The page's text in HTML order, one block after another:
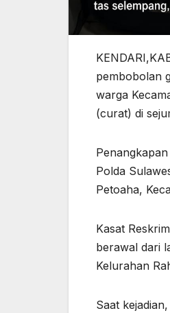
pembobolan
warga
(curat) di
Polda
Petoaha,
Kasat
berawal dari
Kelurahan
Saat